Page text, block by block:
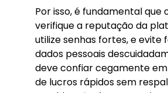
Por isso, é fundamental que
verifique a reputação da
utilize senhas fortes, e evite
dados pessoais
deve confiar cegamente
de lucros rápidos sem